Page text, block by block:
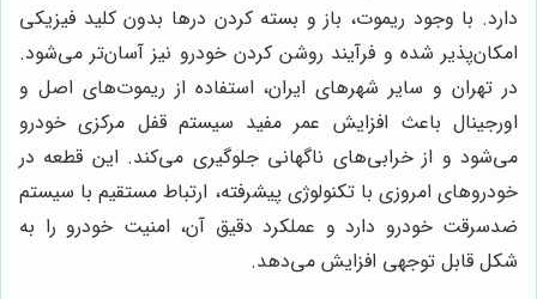
دارد. با وجود ریموت، باز و بسته کردن درها بدون کلید فیزیکی
امکان‌پذیر شده و فرآیند روشن کردن خودرو نیز آسان‌تر می‌شود.
در تهران و سایر شهرهای ایران، استفاده از ریموت‌های اصل و
اورجینال باعث افزایش عمر مفید سیستم قفل مرکزی خودرو
می‌شود و از خرابی‌های ناگهانی جلوگیری می‌کند. این قطعه در
خودروهای امروزی با تکنولوژی پیشرفته، ارتباط مستقیم با سیستم
ضدسرقت خودرو دارد و عملکرد دقیق آن، امنیت خودرو را به
شکل قابل توجهی افزایش می‌دهد.